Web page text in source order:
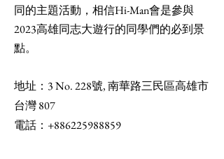
同的主題活動，相信Hi-Man會是參與
2023高雄同志大遊行的同學們的必到景
點。
地址：3 No. 228號, 南華路三民區高雄市
台灣 807
電話：+886225988859